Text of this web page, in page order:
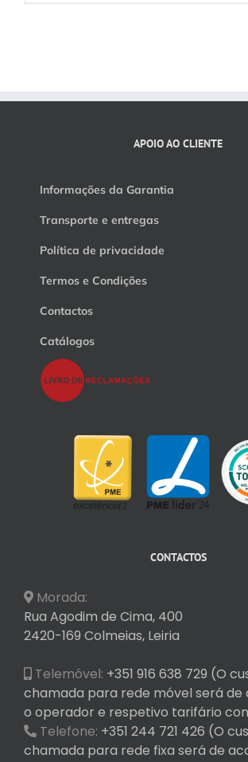
APOIO AO CLIENTE
Informações da Garantia
Transporte e entregas
Política de privacidade
Termos e Condições
Contactos
Catálogos
CONTACTOS
Morada:
Rua Agodim de Cima, 400
2420-169 Colmeias, Leiria
Telemóvel: +351 916 638 729 (O
chamada para rede móvel será de
o operador e respetivo tarifário
Telefone: +351 244 721 426 (O
chamada para rede fixa será de